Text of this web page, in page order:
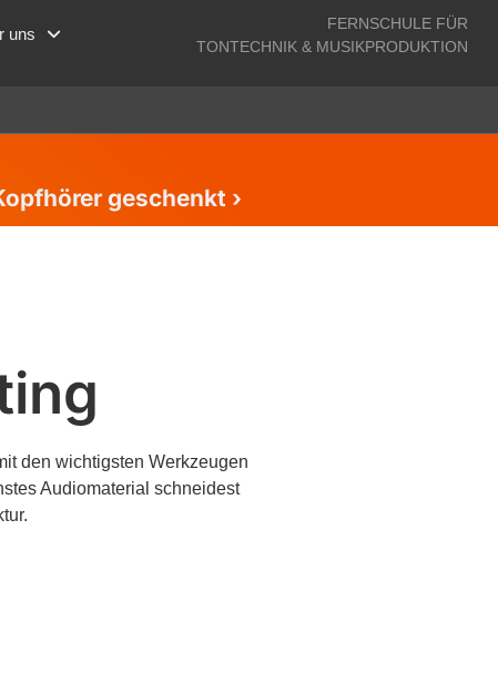
uns
FERNSCHULE FÜR
TONTECHNIK & MUSIKPRODUKTION
geschenkt ›
den wichtigsten Werkzeugen
Audiomaterial schneidest